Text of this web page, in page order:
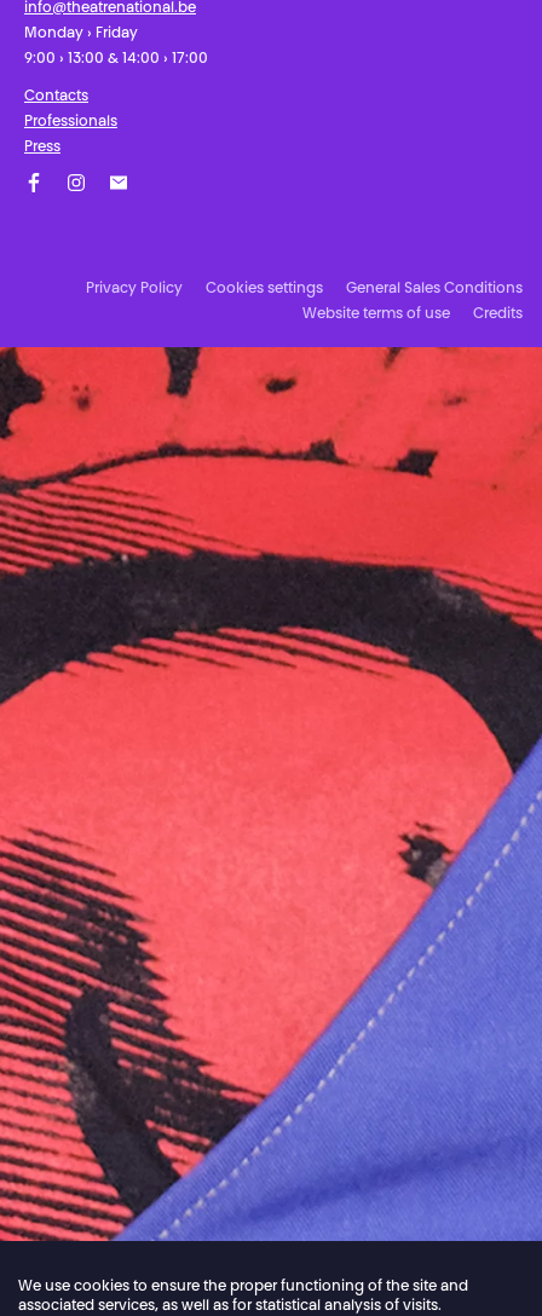
info@theatrenational.be
Monday › Friday
9:00 › 13:00 & 14:00 › 17:00
Contacts
Professionals
Press
Privacy Policy Cookies settings
General Sales Conditions
Website terms of use
Credits
We use cookies to ensure the proper functioning of the site and
associated services, as well as for statistical analysis of visits.